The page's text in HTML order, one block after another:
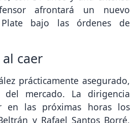
afrontará un nuevo
bajo las órdenes de
caer
prácticamente asegurado,
mercado. La dirigencia
en las próximas horas los
y Rafael Santos Borré,